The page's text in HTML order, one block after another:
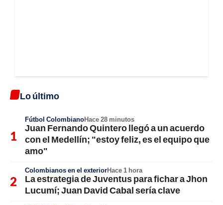
Lo último
Fútbol ColombianoHace 28 minutos
Juan Fernando Quintero llegó a un acuerdo
con el Medellín; "estoy feliz, es el equipo que
amo"
Colombianos en el exteriorHace 1 hora
La estrategia de Juventus para fichar a Jhon
Lucumí; Juan David Cabal sería clave